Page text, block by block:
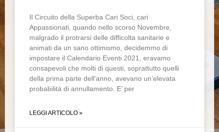
Il Circuito della Superba Cari Soci, cari
Appassionati, quando nello scorso Novembre,
malgrado il protrarsi delle difficolta sanitarie e
animati da un sano ottimismo, decidemmo di
impostare il Calendario Eventi 2021, eravamo
consapevoli che molti di questi, soprattutto quelli
della prima parte dell’anno, avevano un’elevata
probabilità di annullamento. E’ per
LEGGI ARTICOLO »